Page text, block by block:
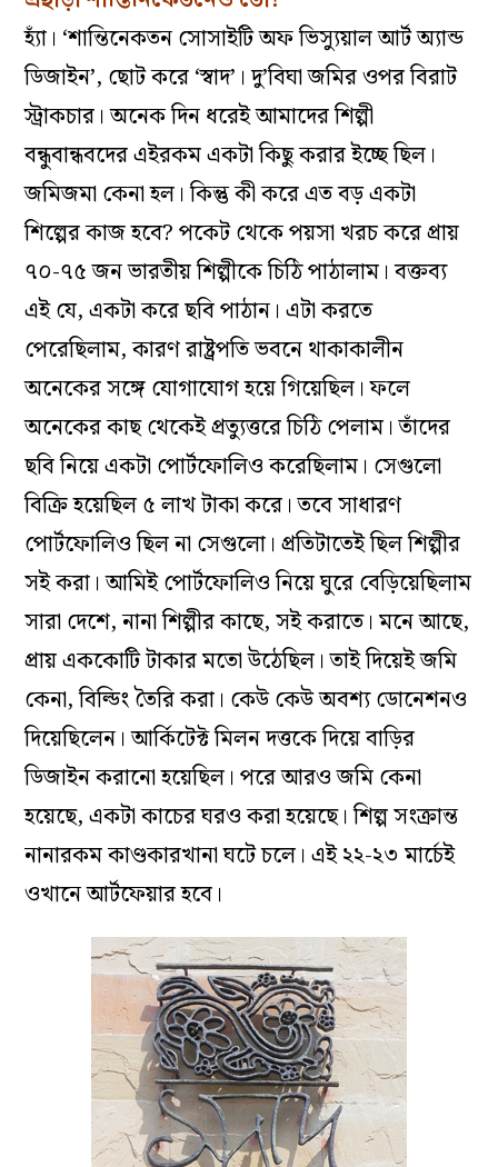
হ্যাঁ। ‘শান্তিনেকতন সোসাইটি অফ ভিস্যুয়াল আর্ট অ্যান্ড
ডিজাইন’, ছোট করে ‘স্বাদ’। দু’বিঘা জমির ওপর বিরাট
স্ট্রাকচার। অনেক দিন ধরেই আমাদের শিল্পী
বন্ধুবান্ধবদের এইরকম একটা কিছু করার ইচ্ছে ছিল।
জমিজমা কেনা হল। কিন্তু কী করে এত বড় একটা
শিল্পের কাজ হবে? পকেট থেকে পয়সা খরচ করে প্রায়
৭০-৭৫ জন ভারতীয় শিল্পীকে চিঠি পাঠালাম। বক্তব্য
এই যে, একটা করে ছবি পাঠান। এটা করতে
পেরেছিলাম, কারণ রাষ্ট্রপতি ভবনে থাকাকালীন
অনেকের সঙ্গে যোগাযোগ হয়ে গিয়েছিল। ফলে
অনেকের কাছ থেকেই প্রত্যুত্তরে চিঠি পেলাম। তাঁদের
ছবি নিয়ে একটা পোর্টফোলিও করেছিলাম। সেগুলো
বিক্রি হয়েছিল ৫ লাখ টাকা করে। তবে সাধারণ
পোর্টফোলিও ছিল না সেগুলো। প্রতিটাতেই ছিল শিল্পীর
সই করা। আমিই পোর্টফোলিও নিয়ে ঘুরে বেড়িয়েছিলাম
সারা দেশে, নানা শিল্পীর কাছে, সই করাতে। মনে আছে,
প্রায় এককোটি টাকার মতো উঠেছিল। তাই দিয়েই জমি
কেনা, বিল্ডিং তৈরি করা। কেউ কেউ অবশ্য ডোনেশনও
দিয়েছিলেন। আর্কিটেক্ট মিলন দত্তকে দিয়ে বাড়ির
ডিজাইন করানো হয়েছিল। পরে আরও জমি কেনা
হয়েছে, একটা কাচের ঘরও করা হয়েছে। শিল্প সংক্রান্ত
নানারকম কাণ্ডকারখানা ঘটে চলে। এই ২২-২৩ মার্চেই
ওখানে আর্টফেয়ার হবে।